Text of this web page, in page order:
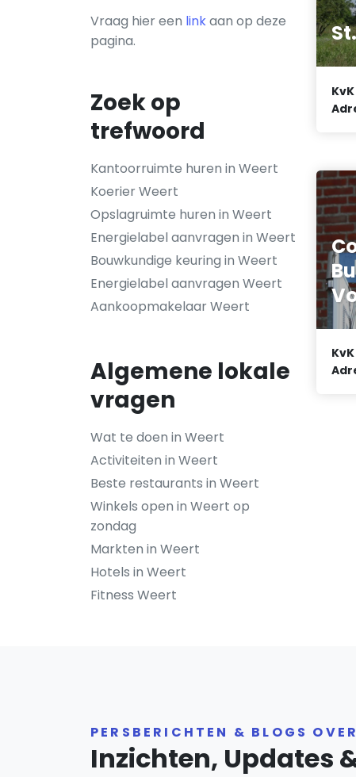
Vraag hier een linkaan op deze
pagina.
Zoek op
trefwoord
Kantoorruimte huren in Weert
Koerier Weert
Opslagruimte huren in Weert
Energielabel aanvragen in Weert
Bouwkundige keuring in Weert
Energielabel aanvragen Weert
Aankoopmakelaar Weert
Algemene lokale
vragen
Wat te doen in Weert
Activiteiten in Weert
Beste restaurants in Weert
Winkels open in Weert op
zondag
Markten in Weert
Hotels in Weert
Fitness Weert
PERSBERICHTEN & BLOGS
Inzichten, Updates